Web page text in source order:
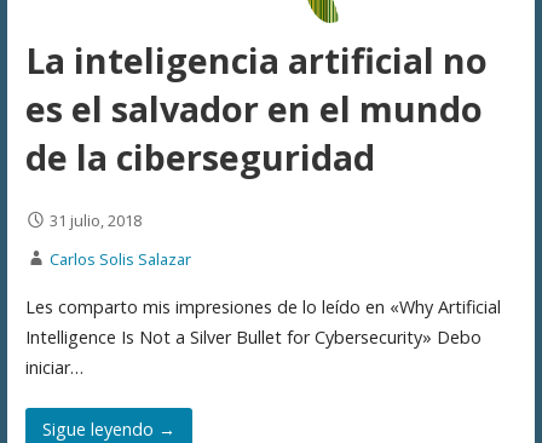
La inteligencia artificial no
es el salvador en el mundo
de la ciberseguridad
31 julio, 2018
Carlos Solis Salazar
Les comparto mis impresiones de lo leído en «Why Artificial
Intelligence Is Not a Silver Bullet for Cybersecurity» Debo
iniciar…
Sigue leyendo →